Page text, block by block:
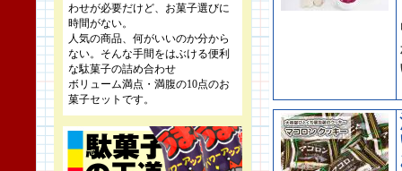
わせが必要だけど、お菓子選びに
時間がない。
人気の商品、何がいいのか分から
ない。そんな手間をはぶける便利
な駄菓子の詰め合わせ
ボリューム満点・満腹の10点のお
菓子セットです。